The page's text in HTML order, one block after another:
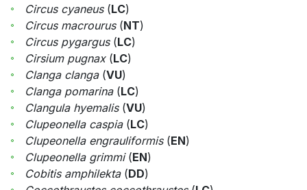
Circus cyaneus(LC)
Circus macrourus(NT)
Circus pygargus(LC)
Cirsium pugnax(LC)
Clanga clanga(VU)
Clanga pomarina(LC)
Clangula hyemalis(VU)
Clupeonella caspia(LC)
Clupeonella engrauliformis(EN)
Clupeonella grimmi(EN)
Cobitis amphilekta(DD)